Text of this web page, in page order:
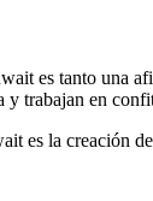
es tanto una
trabajan en
es la creación